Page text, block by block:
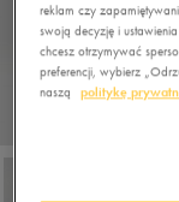
reklam czy
swoją decyzję i
chcesz otrzymywać
preferencji, wybierz
naszą
politykę